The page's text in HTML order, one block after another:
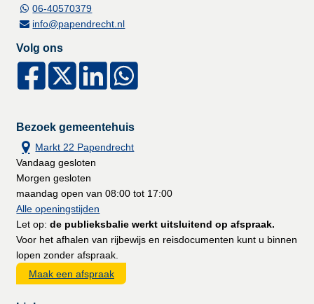
06-40570379
info@papendrecht.nl
Volg ons
Bezoek gemeentehuis
Markt 22 Papendrecht
Vandaag gesloten
Morgen gesloten
maandag open van 08:00 tot 17:00
Alle openingstijden
Let op:de publieksbalie werkt uitsluitend op afspraak.
Voor het afhalen van rijbewijs en reisdocumenten kunt u binnen
lopen zonder afspraak.
Maak een afspraak